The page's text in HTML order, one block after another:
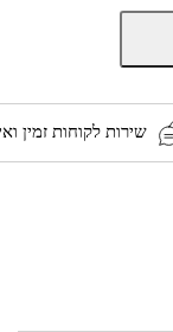
שירות לקוחות זמין